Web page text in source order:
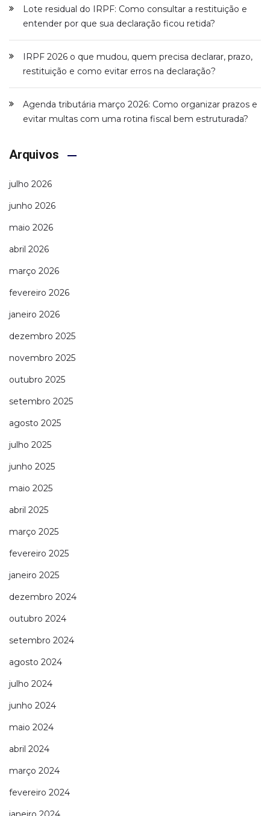
Lote residual do IRPF: Como consultar a restituição e
entender por que sua declaração ficou retida?
IRPF 2026 o que mudou, quem precisa declarar, prazo,
restituição e como evitar erros na declaração?
Agenda tributária março 2026: Como organizar prazos e
evitar multas com uma rotina fiscal bem estruturada?
Arquivos
julho 2026
junho 2026
maio 2026
abril 2026
março 2026
fevereiro 2026
janeiro 2026
dezembro 2025
novembro 2025
outubro 2025
setembro 2025
agosto 2025
julho 2025
junho 2025
maio 2025
abril 2025
março 2025
fevereiro 2025
janeiro 2025
dezembro 2024
outubro 2024
setembro 2024
agosto 2024
julho 2024
junho 2024
maio 2024
abril 2024
março 2024
fevereiro 2024